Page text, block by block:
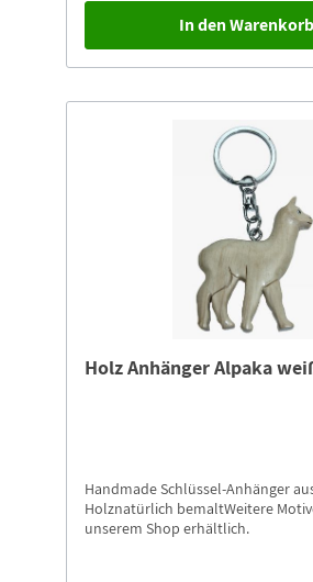
In den Warenkorb
Holz Anhänger Alpaka
Handmade Schlüssel-Anhänger
Holznatürlich bemaltWeitere
unserem Shop erhältlich.